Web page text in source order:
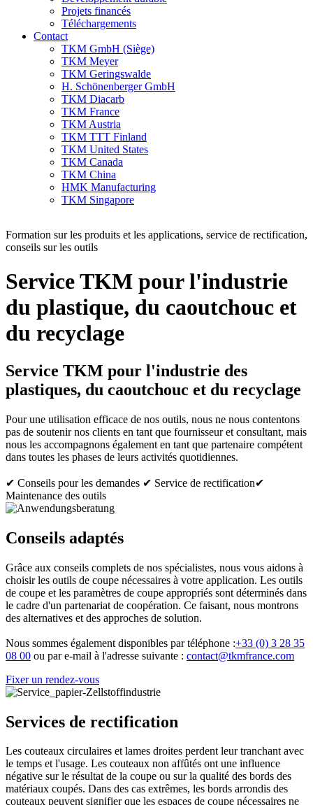
Projets financés
Téléchargements
Contact
TKM GmbH (Siège)
TKM Meyer
TKM Geringswalde
H. Schönenberger GmbH
TKM Diacarb
TKM France
TKM Austria
TKM TTT Finland
TKM United States
TKM Canada
TKM China
HMK Manufacturing
TKM Singapore
Formation sur les produits et les applications, service de rectification,
conseils sur les outils
Service TKM pour l'industrie
du plastique, du caoutchouc et
du recyclage
Service TKM pour l'industrie des
plastiques, du caoutchouc et du recyclage
Pour une utilisation efficace de nos outils, nous ne nous contentons
pas de soutenir nos clients en tant que fournisseur et consultant, mais
nous les accompagnons également en tant que partenaire compétent
dans toutes les phases de leurs activités quotidiennes.
✔ Conseils pour les demandes ✔ Service de rectification✔
Maintenance des outils
Conseils adaptés
Grâce aux conseils complets de nos spécialistes, nous vous aidons à
choisir les outils de coupe nécessaires à votre application. Les outils
de coupe et les paramètres de coupe appropriés sont déterminés dans
le cadre d'un partenariat de coopération. Ce faisant, nous montrons
des alternatives et des approches de solution.
Nous sommes également disponibles par téléphone :+33 (0) 3 28 35
08 00 ou par e-mail à l'adresse suivante : contact@tkmfrance.com
Fixer un rendez-vous
Services de rectification
Les couteaux circulaires et lames droites perdent leur tranchant avec
le temps et l'usage. Les couteaux non affûtés ont une influence
négative sur le résultat de la coupe ou sur la qualité des bords des
matériaux coupés. Dans des cas extrêmes, les bords arrondis des
couteaux peuvent signifier que les espaces de coupe nécessaires ne